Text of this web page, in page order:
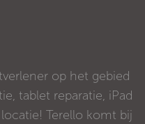
op het gebied
tablet reparatie, iPad
Terello komt bij